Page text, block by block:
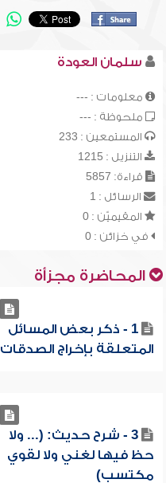
سلمان العودة
معلومات : ---
ملحوظة : ---
المستمعين : 233
التنزيل : 1215
قراءة: 5857
الرسائل : 1
المقيميّن : 0
في خزائن : 0
المحاضرة مجزأة
1 - ذكر بعض المسائل
المتعلقة بإخراج الصدقات
3 - شرح حديث: (... ولا
حظ فيها لغني ولا لقوي
مكتسب)